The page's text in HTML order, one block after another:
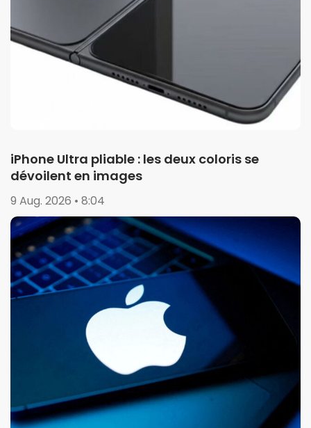
iPhone Ultra pliable : les deux coloris se
dévoilent en images
9 Aug. 2026 • 8:04